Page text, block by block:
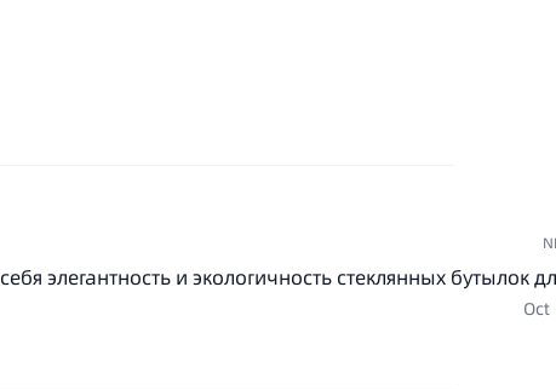
элегантность и экологичность стеклянных бутылок
Oct